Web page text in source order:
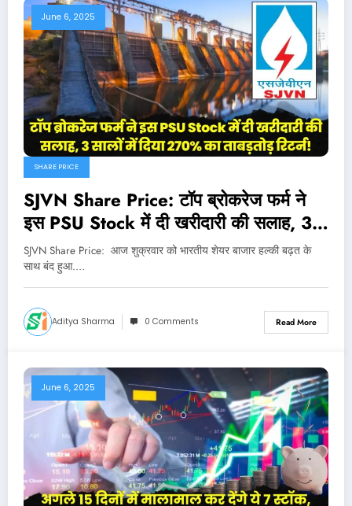
June 6, 2025
SHARE PRICE
SJVN Share Price: टॉप ब्रोकरेज फर्म ने
इस PSU Stock में दी खरीदारी की सलाह, 3
सालों में दिया 303% का ताबड़तोड़ रिटर्न!
SJVN Share Price: आज शुक्रवार को भारतीय शेयर बाजार हल्की बढ़त के
साथ बंद हुआ.…
Aditya Sharma 0 Comments Read More
June 6, 2025